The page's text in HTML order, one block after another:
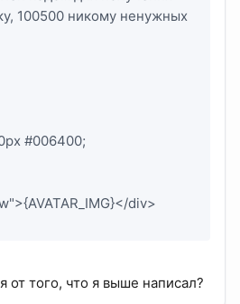
100500 никому ненужных
#006400;
div>
от того, что я выше написал?